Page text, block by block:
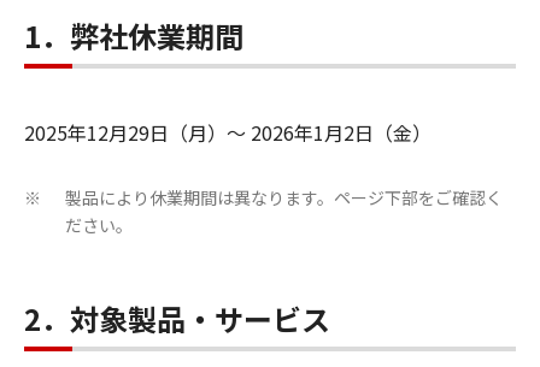
1．弊社休業期間
2025年12月29日（月）～ 2026年1月2日（金）
※
製品により休業期間は異なります。ページ下部をご確認く
ださい。
2．対象製品・サービス